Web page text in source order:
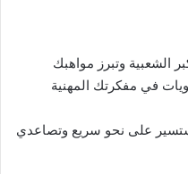
الشعبية وتبرز مواهبك
في مفكرتك المهنية
على نحو سريع وتصاعدي